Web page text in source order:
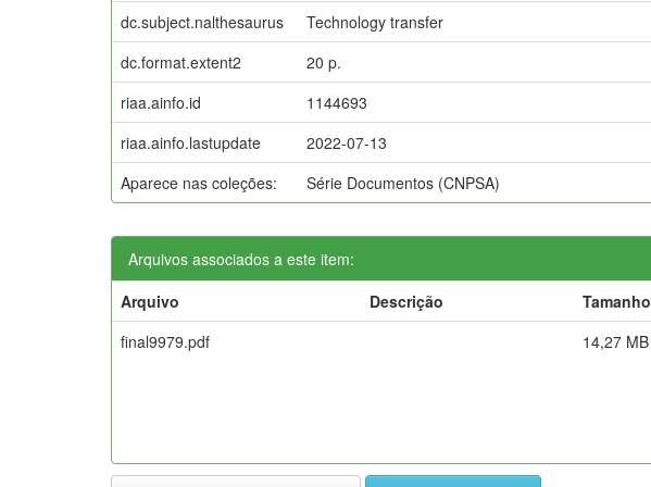
dc.subject.nalthesaurus
Technology transfer
dc.format.extent2
20 p.
riaa.ainfo.id
1144693
riaa.ainfo.lastupdate
2022-07-13
Aparece nas coleções:
Série Documentos (CNPSA)
Arquivos associados a este item:
Arquivo
Descrição Tamanho
final9979.pdf
14,27 MB